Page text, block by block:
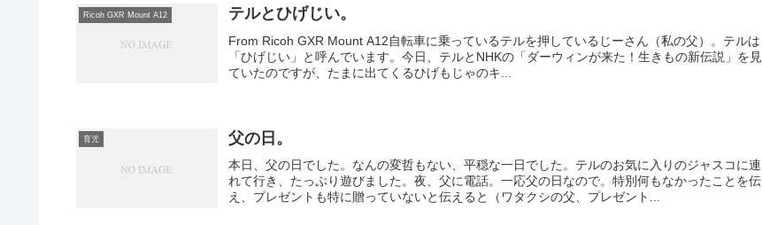
Ricoh GXR Mount A12 テルとひげじい。
From Ricoh GXR Mount A12自転車に乗っているテルを押しているじーさん（私の父）。テルは
「ひげじい」と呼んでいます。今日、テルとNHKの「ダーウィンが来た！生きもの新伝説」を見
ていたのですが、たまに出てくるひげもじゃのキ...
育児 父の日。
本日、父の日でした。なんの変哲もない、平穏な一日でした。テルのお気に入りのジャスコに連
れて行き、たっぷり遊びました。夜、父に電話。一応父の日なので。特別何もなかったことを伝
え、プレゼントも特に贈っていないと伝えると（ワタクシの父、プレゼント...